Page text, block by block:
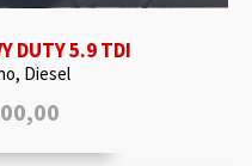
DUTY 5.9 TDI
Diesel